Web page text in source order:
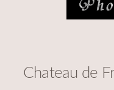
Chateau de